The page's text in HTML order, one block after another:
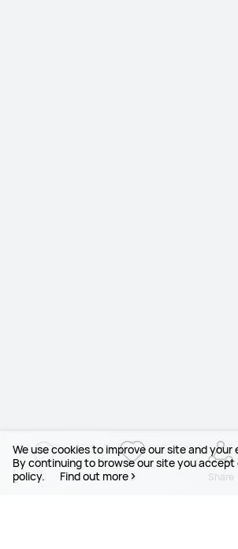
We use cookies to improve our site and your
By continuing to browse our site you accept
policy.
Find out more
0 3 Share